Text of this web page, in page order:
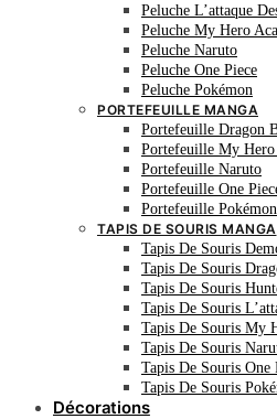
Peluche L’attaque
Peluche My Hero
Peluche Naruto
Peluche One Piece
Peluche Pokémon
PORTEFEUILLE MANGA
Portefeuille Dragon
Portefeuille My Hero
Portefeuille Naruto
Portefeuille One
Portefeuille Pokémon
TAPIS DE SOURIS MANGA
Tapis De Souris
Tapis De Souris
Tapis De Souris
Tapis De Souris
Tapis De Souris My
Tapis De Souris
Tapis De Souris One
Tapis De Souris
Décorations